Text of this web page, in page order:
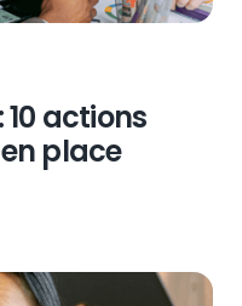
10 actions
place